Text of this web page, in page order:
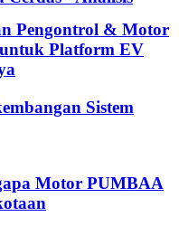
Pengontrol & Motor
Platform EV
Sistem
Motor PUMBAA